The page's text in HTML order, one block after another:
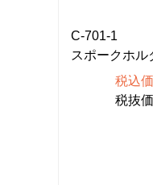
C-701-1
スポークホル
税込
税抜